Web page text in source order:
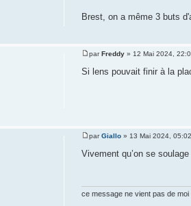
Brest, on a même 3 buts
parFreddy» 12 Mai 2024,
Si lens pouvait finir à la
parGiallo» 13 Mai 2024, 05:02
Vivement qu’on se
ce message ne vient pas de moi